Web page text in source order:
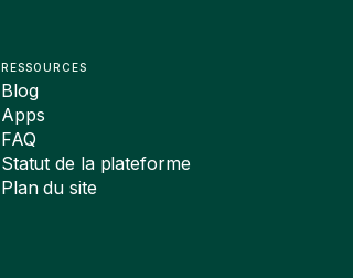
RESSOURCES
Blog
Apps
FAQ
Statut de la plateforme
Plan du site